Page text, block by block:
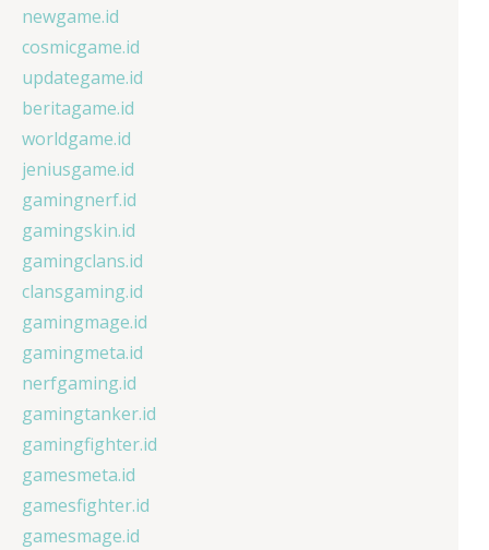
newgame.id
cosmicgame.id
updategame.id
beritagame.id
worldgame.id
jeniusgame.id
gamingnerf.id
gamingskin.id
gamingclans.id
clansgaming.id
gamingmage.id
gamingmeta.id
nerfgaming.id
gamingtanker.id
gamingfighter.id
gamesmeta.id
gamesfighter.id
gamesmage.id